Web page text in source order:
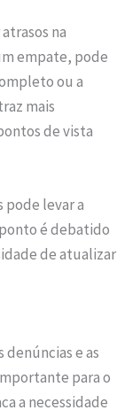
na
empate, pode
ou a
mais
de vista
pode levar a
é debatido
de atualizar
denúncias e as
para o
a necessidade